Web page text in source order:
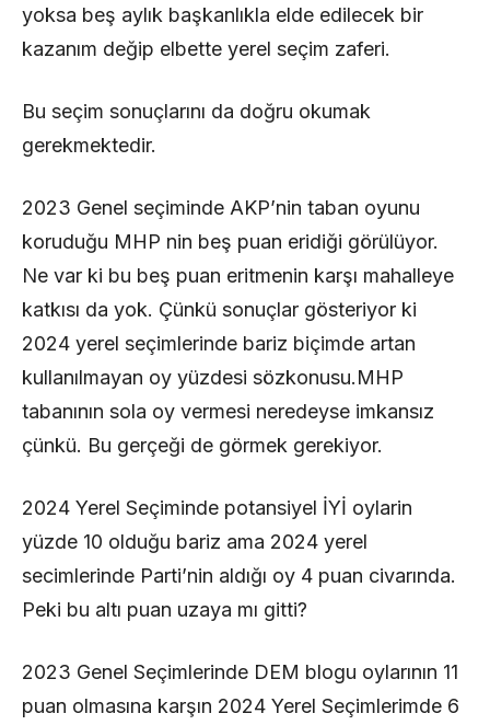
yoksa beş aylık başkanlıkla elde edilecek bir
kazanım değip elbette yerel seçim zaferi.
Bu seçim sonuçlarını da doğru okumak
gerekmektedir.
2023 Genel seçiminde AKP’nin taban oyunu
koruduğu MHP nin beş puan eridiği görülüyor.
Ne var ki bu beş puan eritmenin karşı mahalleye
katkısı da yok. Çünkü sonuçlar gösteriyor ki
2024 yerel seçimlerinde bariz biçimde artan
kullanılmayan oy yüzdesi sözkonusu.MHP
tabanının sola oy vermesi neredeyse imkansız
çünkü. Bu gerçeği de görmek gerekiyor.
2024 Yerel Seçiminde potansiyel İYİ oylarin
yüzde 10 olduğu bariz ama 2024 yerel
secimlerinde Parti’nin aldığı oy 4 puan civarında.
Peki bu altı puan uzaya mı gitti?
2023 Genel Seçimlerinde DEM blogu oylarının 11
puan olmasına karşın 2024 Yerel Seçimlerimde 6